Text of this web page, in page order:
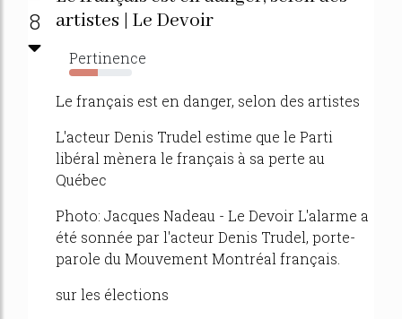
8
artistes | Le Devoir
Pertinence
46%
Le français est en danger, selon des artistes
L'acteur Denis Trudel estime que le Parti
libéral mènera le français à sa perte au
Québec
Photo: Jacques Nadeau - Le Devoir L'alarme a
été sonnée par l'acteur Denis Trudel, porte-
parole du Mouvement Montréal français.
sur les élections